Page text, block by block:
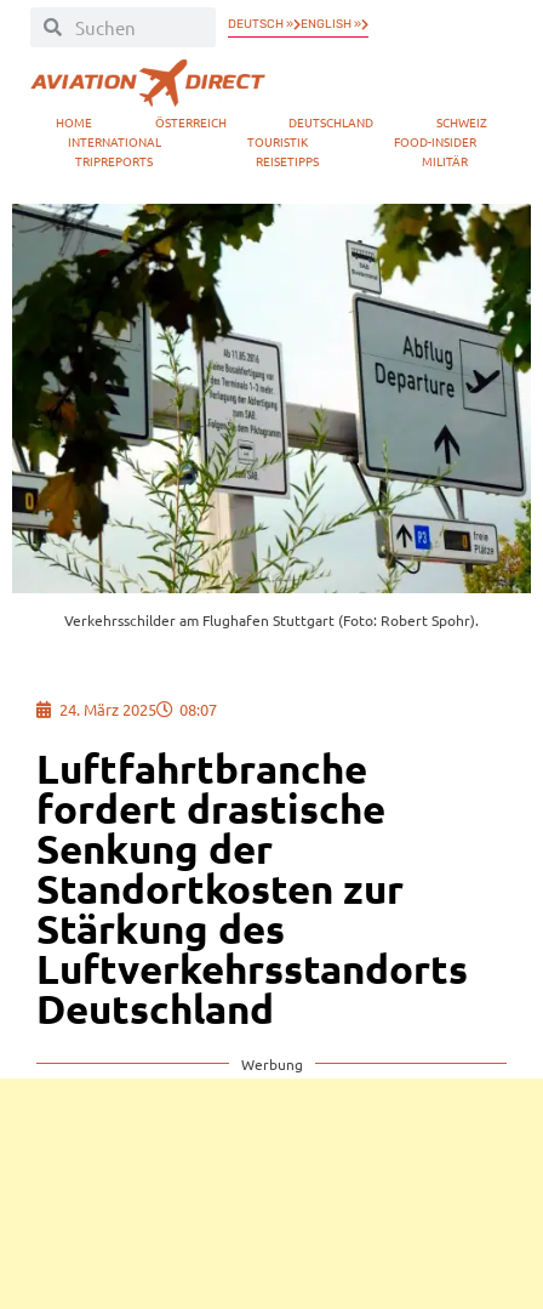
DEUTSCH » ENGLISH »
HOME ÖSTERREICH DEUTSCHLAND
SCHWEIZ
INTERNATIONAL
TOURISTIK
FOOD-INSIDER
TRIPREPORTS
REISETIPPS MILITÄR
Verkehrsschilder am Flughafen Stuttgart (Foto: Robert Spohr).
24. März 2025 08:07
Luftfahrtbranche
fordert drastische
Senkung der
Standortkosten zur
Stärkung des
Luftverkehrsstandorts
Deutschland
Werbung